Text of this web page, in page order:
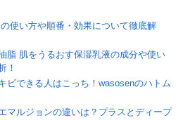
使い方や順番・効果について徹底解
脂 肌をうるおす保湿乳液の成分や使い
！
ビできる人はこっち！wasosenのハトム
マルジョンの違いは？プラスとディープ